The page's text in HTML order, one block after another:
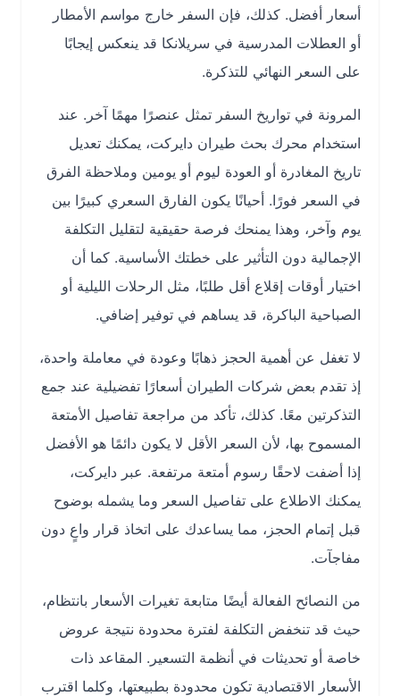
أسعار أفضل. كذلك، فإن السفر خارج مواسم الأمطار
أو العطلات المدرسية في سريلانكا قد ينعكس إيجابًا
على السعر النهائي للتذكرة.
المرونة في تواريخ السفر تمثل عنصرًا مهمًا آخر. عند
استخدام محرك بحث طيران دايركت، يمكنك تعديل
تاريخ المغادرة أو العودة ليوم أو يومين وملاحظة الفرق
في السعر فورًا. أحيانًا يكون الفارق السعري كبيرًا بين
يوم وآخر، وهذا يمنحك فرصة حقيقية لتقليل التكلفة
الإجمالية دون التأثير على خطتك الأساسية. كما أن
اختيار أوقات إقلاع أقل طلبًا، مثل الرحلات الليلية أو
الصباحية الباكرة، قد يساهم في توفير إضافي.
لا تغفل عن أهمية الحجز ذهابًا وعودة في معاملة واحدة،
إذ تقدم بعض شركات الطيران أسعارًا تفضيلية عند جمع
التذكرتين معًا. كذلك، تأكد من مراجعة تفاصيل الأمتعة
المسموح بها، لأن السعر الأقل لا يكون دائمًا هو الأفضل
إذا أضفت لاحقًا رسوم أمتعة مرتفعة. عبر دايركت،
يمكنك الاطلاع على تفاصيل السعر وما يشمله بوضوح
قبل إتمام الحجز، مما يساعدك على اتخاذ قرار واعٍ دون
مفاجآت.
من النصائح الفعالة أيضًا متابعة تغيرات الأسعار بانتظام،
حيث قد تنخفض التكلفة لفترة محدودة نتيجة عروض
خاصة أو تحديثات في أنظمة التسعير. المقاعد ذات
الأسعار الاقتصادية تكون محدودة بطبيعتها، وكلما اقترب